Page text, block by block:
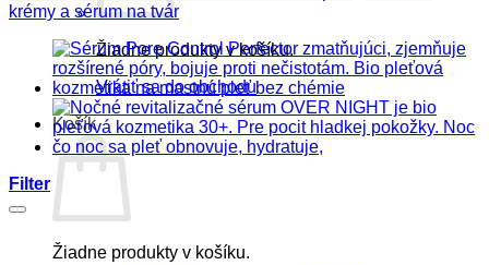
Žiadne produkty v košíku.
Vrátiť sa do obchodu
Košík
Žiadne produkty v košíku.
krémy a sérum na tvár
Filter